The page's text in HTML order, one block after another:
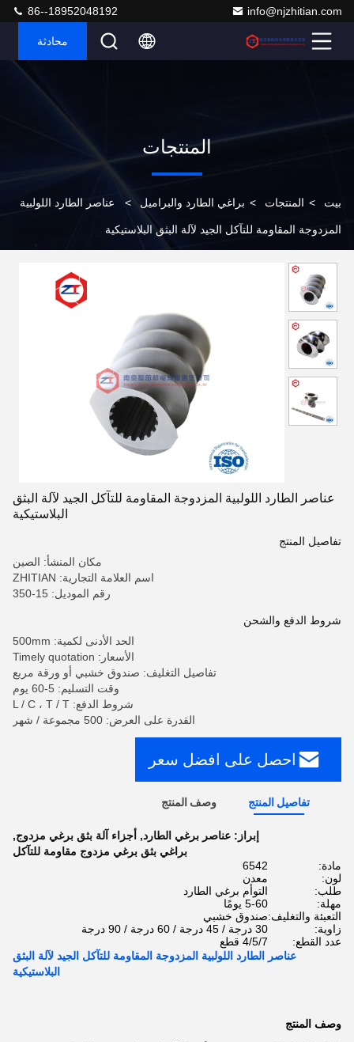
info@njzhitian.com
86--18952048192
محادثة
المنتجات
بيت > المنتجات > براغي الطارد والبراميل > عناصر الطارد اللولبية
المزدوجة المقاومة للتآكل الجيد لآلة البثق البلاستيكية
عناصر الطارد اللولبية المزدوجة المقاومة للتآكل الجيد لآلة البثق
البلاستيكية
تفاصيل المنتج
مكان المنشأ: الصين
اسم العلامة التجارية: ZHITIAN
رقم الموديل: 15-350
شروط الدفع والشحن
الحد الأدنى لكمية: 500mm
الأسعار: Timely quotation
تفاصيل التغليف: صندوق خشبي أو ورقة مربع
وقت التسليم: 5-60 يوم
شروط الدفع: L / C ، T / T
القدرة على العرض: 500 مجموعة / شهر
احصل على افضل سعر
تفاصيل المنتج وصف المنتج
إبراز: عناصر برغي الطارد, أجزاء آلة بثق برغي مزدوج,
براغي بثق برغي مزدوج مقاومة للتآكل
مادة:
6542
لون:
معدن
طلب:
التوأم برغي الطارد
مهلة:
5-60 يومًا
التعبئة والتغليف:صندوق خشبي
زاوية:
30 درجة / 45 درجة / 60 درجة / 90 درجة
عدد القطع:
4/5/7 قطع
عناصر الطارد اللولبية المزدوجة المقاومة للتآكل الجيد لآلة البثق
البلاستيكية
وصف المنتج